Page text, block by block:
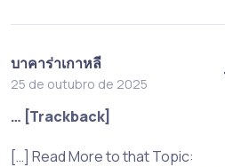
บาคาร่าเกาหลี
25 de outubro de 2025
… [Trackback]
[…] Read More to that Topic: